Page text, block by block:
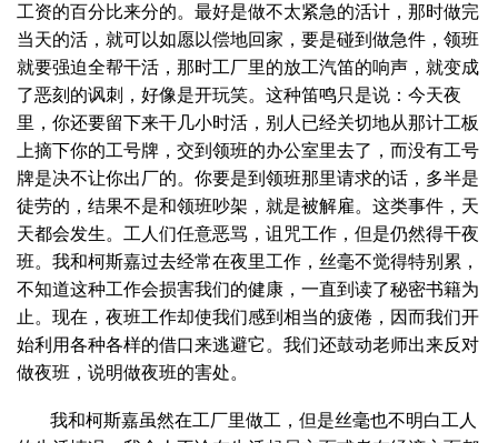
工资的百分比来分的。最好是做不太紧急的活计，那时做完
当天的活，就可以如愿以偿地回家，要是碰到做急件，领班
就要强迫全帮干活，那时工厂里的放工汽笛的响声，就变成
了恶刻的讽刺，好像是开玩笑。这种笛鸣只是说：今天夜
里，你还要留下来干几小时活，别人已经关切地从那计工板
上摘下你的工号牌，交到领班的办公室里去了，而没有工号
牌是决不让你出厂的。你要是到领班那里请求的话，多半是
徒劳的，结果不是和领班吵架，就是被解雇。这类事件，天
天都会发生。工人们任意恶骂，诅咒工作，但是仍然得干夜
班。我和柯斯嘉过去经常在夜里工作，丝毫不觉得特别累，
不知道这种工作会损害我们的健康，一直到读了秘密书籍为
止。现在，夜班工作却使我们感到相当的疲倦，因而我们开
始利用各种各样的借口来逃避它。我们还鼓动老师出来反对
做夜班，说明做夜班的害处。
我和柯斯嘉虽然在工厂里做工，但是丝毫也不明白工人